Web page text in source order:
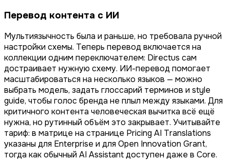
Перевод контента с ИИ
Мультиязычность была и раньше, но требовала ручной
настройки схемы. Теперь перевод включается на
коллекции одним переключателем: Directus сам
достраивает нужную схему. ИИ-перевод помогает
масштабироваться на несколько языков — можно
выбрать модель, задать глоссарий терминов и style
guide, чтобы голос бренда не плыл между языками. Для
критичного контента человеческая вычитка всё ещё
нужна, но рутинный объём это закрывает. Учитывайте
тариф: в матрице на странице Pricing AI Translations
указаны для Enterprise и для Open Innovation Grant,
тогда как обычный AI Assistant доступен даже в Core.